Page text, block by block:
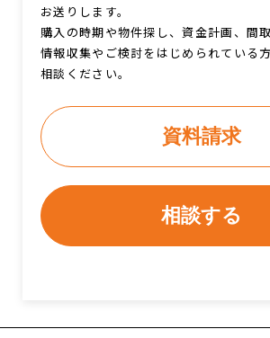
お送りします。
購入の時期や物件探し、資金計画、間取
情報収集やご検討をはじめられている
相談ください。
資料請求
相談する